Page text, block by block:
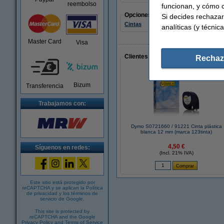
reembolso
Master Card Visa
Transferencia Bizum
Trabajamos con:
Síguenos en redes:
Este sitio está protegido por
reCAPTCHA y se aplican la Política
de privacidad y los términos de
servicio de Google
This site is protected by
reCAPTCHA and the Google
Privacy Policy and Terms of Service
Opciones
Cintas
Clientes que han realizado
Dymo S0721660 / 91221 Cinta plástica
blanca 12 mm (marca 123tinta)
4,50 €
(Incl. 21% IVA)
funcionan, y cómo
Si decides
analíticas (y